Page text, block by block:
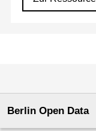
Berlin Open Data